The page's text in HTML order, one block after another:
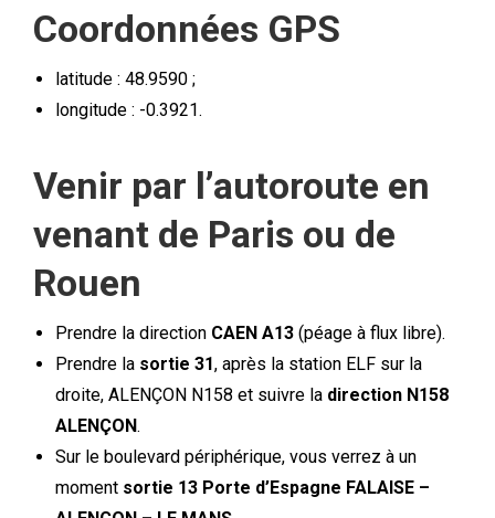
Coordonnées GPS
latitude : 48.9590 ;
longitude : -0.3921.
Venir par l’autoroute en
venant de Paris ou de
Rouen
Prendre la direction CAEN A13 (péage à flux libre).
Prendre la sortie 31, après la station ELF sur la
droite, ALENÇON N158 et suivre la direction N158
ALENÇON.
Sur le boulevard périphérique, vous verrez à un
moment sortie 13 Porte d’Espagne FALAISE –